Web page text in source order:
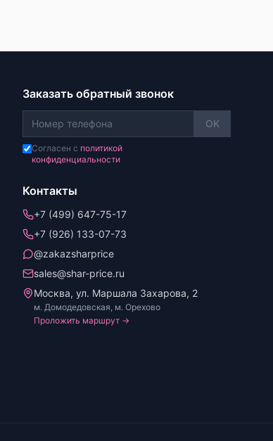
Заказать обратный звонок
OK
Согласен с политикой
конфиденциальности
Контакты
+7 (499) 647-75-17
+7 (926) 133-07-73
@zakazsharprice
sales@shar-price.ru
Москва, ул. Маршала Захарова, 2
м. Домодедовская, м. Орехово
Проложить маршрут →